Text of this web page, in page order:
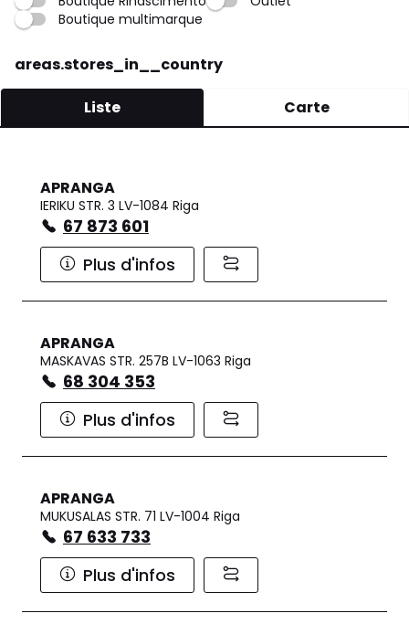
Boutique multimarque
areas.stores_in__country
Liste Carte
APRANGA
IERIKU STR. 3 LV-1084 Riga
67 873 601
Plus d'infos
APRANGA
MASKAVAS STR. 257B LV-1063 Riga
68 304 353
Plus d'infos
APRANGA
MUKUSALAS STR. 71 LV-1004 Riga
67 633 733
Plus d'infos